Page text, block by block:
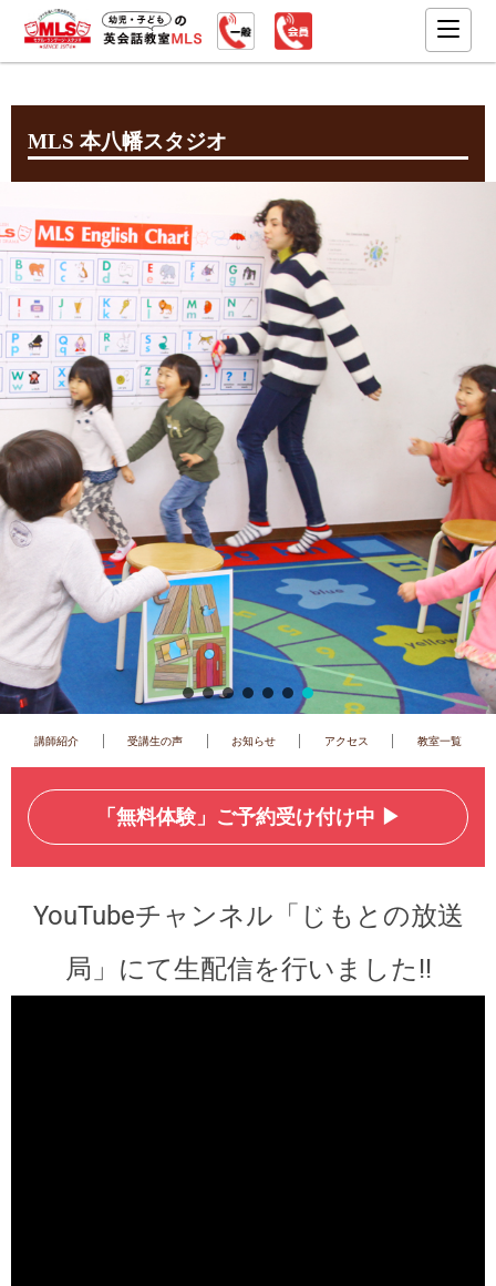
MLS 本八幡スタジオ
講師紹介 受講生の声 お知らせ アクセス 教室一覧
「無料体験」ご予約受け付け中 ▶︎
YouTubeチャンネル「じもとの放送
局」にて生配信を行いました!!